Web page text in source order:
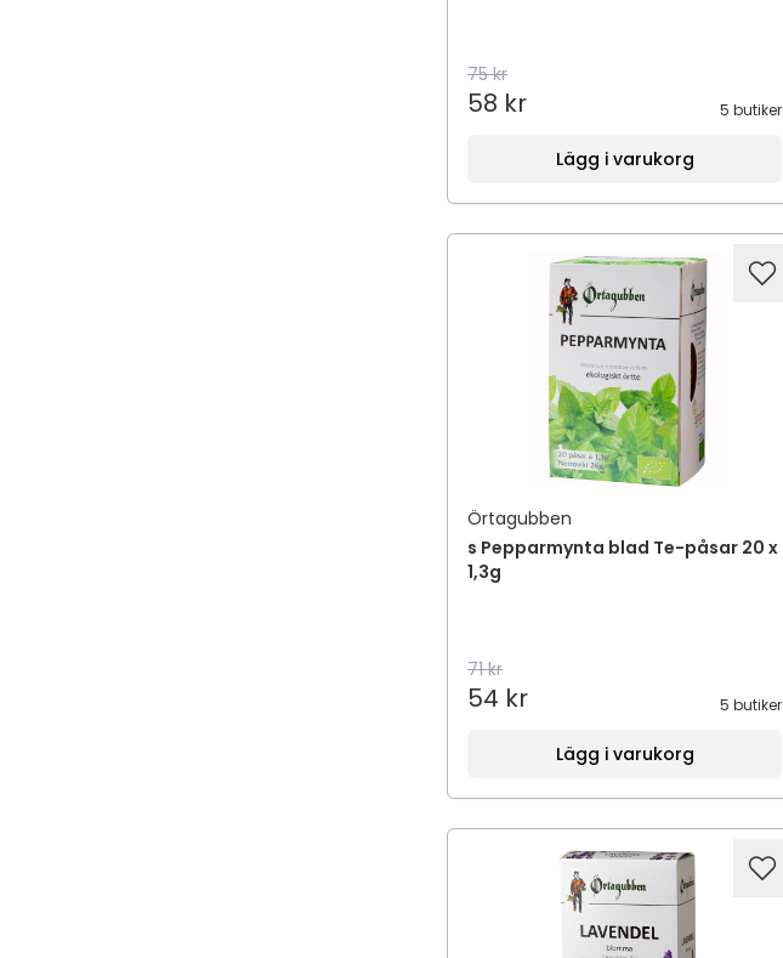
75 kr
58 kr 5 butiker
Lägg i varukorg
Örtagubben
s Pepparmynta blad Te-påsar 20 x
1,3g
71 kr
54 kr 5 butiker
Lägg i varukorg